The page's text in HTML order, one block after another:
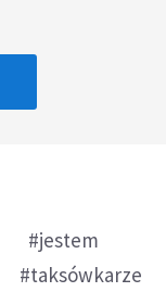
#jestem
#taksówkarze